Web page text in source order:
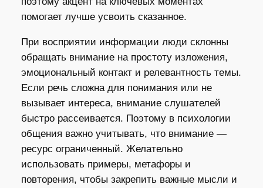
помогает лучше усвоить сказанное.
При восприятии информации люди склонны
обращать внимание на простоту изложения,
эмоциональный контакт и релевантность темы.
Если речь сложна для понимания или не
вызывает интереса, внимание слушателей
быстро рассеивается. Поэтому в психологии
общения важно учитывать, что внимание —
ресурс ограниченный. Желательно
использовать примеры, метафоры и
повторения, чтобы закрепить важные мысли и